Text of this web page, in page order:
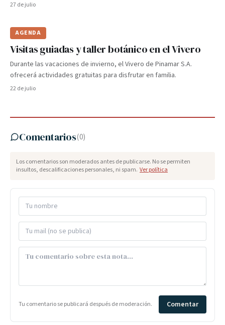
27 de julio
AGENDA
Visitas guiadas y taller botánico en el Vivero
Durante las vacaciones de invierno, el Vivero de Pinamar S.A.
ofrecerá actividades gratuitas para disfrutar en familia.
22 de julio
Comentarios(0)
Los comentarios son moderados antes de publicarse. No se permiten
insultos, descalificaciones personales, ni spam. Ver política
Tu comentario se publicará después de moderación. Comentar